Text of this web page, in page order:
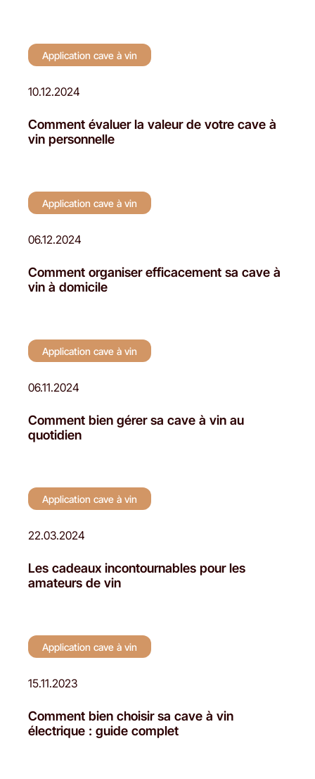
Application cave à vin
10.12.2024
Comment évaluer la valeur de votre cave à
vin personnelle
Application cave à vin
06.12.2024
Comment organiser efficacement sa cave à
vin à domicile
Application cave à vin
06.11.2024
Comment bien gérer sa cave à vin au
quotidien
Application cave à vin
22.03.2024
Les cadeaux incontournables pour les
amateurs de vin
Application cave à vin
15.11.2023
Comment bien choisir sa cave à vin
électrique : guide complet